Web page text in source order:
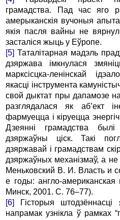
грамадства. Пад час яго
амерыканскія вучоныя
якія пасля вайны не
засталіся жыць у Еўропе.
[5] Таталітарная мадэль
дзяржава імкнулася
марксісцка-ленінскай
якасці інструмента
свой дыктат пры дапамозе
разглядалася як аб’ект
фармуецца і кіруецца
Дзеянні грамадства
дзяржаўны ціск. Такі
дзяржавай і грамадствам
дзяржаўных механізмаў, а
Меньковский В. И. Власть и
е годы: англо-
Минск, 2001. С. 76–77).
[6]
Гісторыя
напрамак узнікла ў рамках